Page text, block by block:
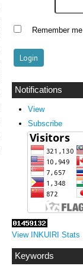
Remember me
Notifications
View
Subscribe
View INKUIRI Stats
Keywords